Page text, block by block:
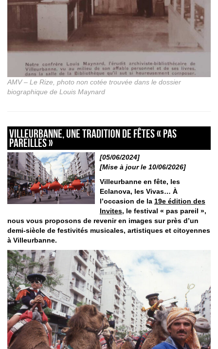
AMV – Le Rize, photo non cotée trouvée dans le dossier
biographique de Louis Maynard
Villeurbanne, une tradition de fêtes « pas
pareilles »
[05/06/2024]
[Mise à jour le 10/06/2026]
Villeurbanne en fête, les
Eclanova, les Vivas… À
l’occasion de la 19e édition des
Invites, le festival « pas pareil »,
nous vous proposons de revenir en images sur près d’un
demi-siècle de festivités musicales, artistiques et citoyennes
à Villeurbanne.